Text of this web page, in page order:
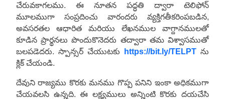
చేరువకాగలము. ఈ నూతన పద్ధతి ద్వారా టెలిఫోన్
మూలముగా సంప్రదించు వారందరు వ్యక్తిగతీకరింపబడిన,
అవసరతల ఆధారిత మరియు లేఖనముల వాగ్దానములతో
కూడిన ప్రార్థనలు పొందుకొనెదరు తద్వారా తమ విశ్వాసముతో
బలపడెదరు. స్పాన్సర్ చేయుటకు
https://bit.ly/TELPT ను
క్లిక్ చేయండి.
దేవుని రాజ్యము కొరకు మనము గొప్ప పనిని ఇంకా అధికముగా
చేయవలసి ఉన్నది. ఈ లక్ష్యములు అన్నింటి కొరకు దయచేసి